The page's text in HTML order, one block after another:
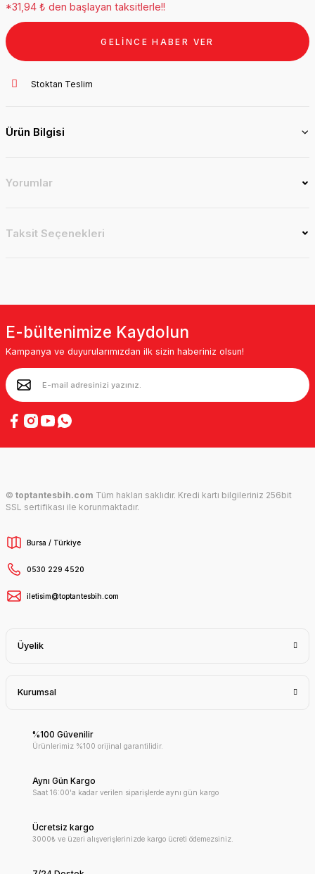
*31,94 ₺ den başlayan taksitlerle!!
GELİNCE HABER VER
Stoktan Teslim
Ürün Bilgisi
Yorumlar
Taksit Seçenekleri
E-bültenimize Kaydolun
Kampanya ve duyurularımızdan ilk sizin haberiniz olsun!
© toptantesbih.com Tüm hakları saklıdır. Kredi kartı bilgileriniz 256bit
SSL sertifikası ile korunmaktadır.
Bursa / Türkiye
0530 229 4520
iletisim@toptantesbih.com
Üyelik
Kurumsal
%100 Güvenilir
Ürünlerimiz %100 orijinal garantilidir.
Aynı Gün Kargo
Saat 16:00'a kadar verilen siparişlerde aynı gün kargo
Ücretsiz kargo
3000₺ ve üzeri alışverişlerinizde kargo ücreti ödemezsiniz.